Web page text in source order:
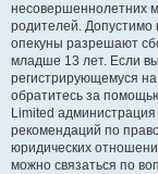
несовершеннолетних
родителей. Допустимо
опекуны разрешают
младше 13 лет. Если
регистрирующемуся
обратитесь за
Limited
рекомендаций по
юридических
можно связаться по